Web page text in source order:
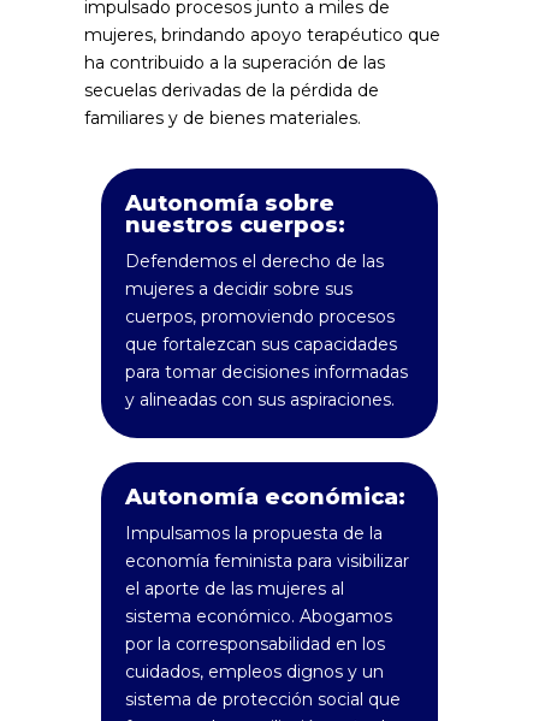
impulsado procesos junto a miles de
mujeres, brindando apoyo terapéutico que
ha contribuido a la superación de las
secuelas derivadas de la pérdida de
familiares y de bienes materiales.
Autonomía sobre
nuestros cuerpos:
Defendemos el derecho de las
mujeres a decidir sobre sus
cuerpos, promoviendo procesos
que fortalezcan sus capacidades
para tomar decisiones informadas
y alineadas con sus aspiraciones.
Autonomía económica:
Impulsamos la propuesta de la
economía feminista para visibilizar
el aporte de las mujeres al
sistema económico. Abogamos
por la corresponsabilidad en los
cuidados, empleos dignos y un
sistema de protección social que